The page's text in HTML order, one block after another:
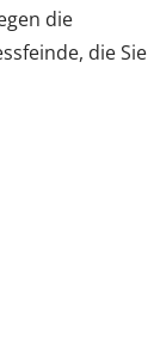
die
die Sie